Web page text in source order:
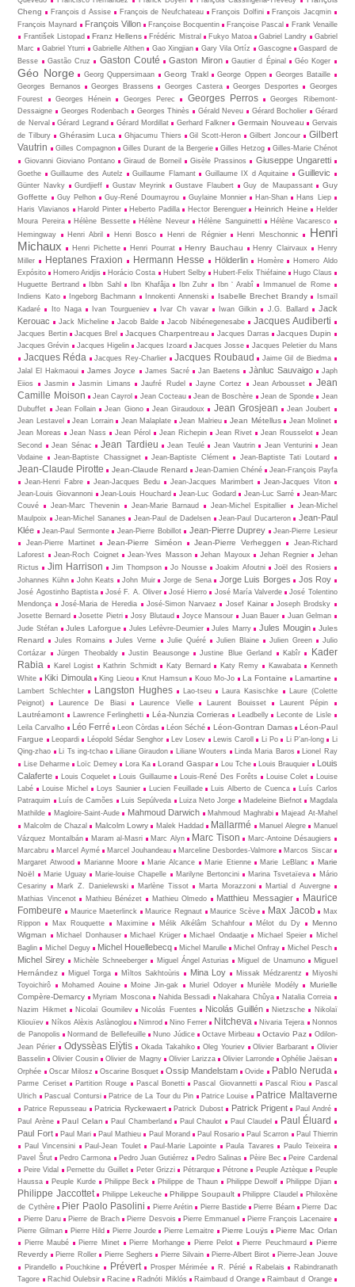
Cheng
François d Assise François de Neufchateau François Dolfini
François Jacqmin
François Maynard
François Villon Françoise Bocquentin Françoise Pascal
Frank Venaille
František Listopad
Franz Hellens Frédéric Mistral Fukyo Matoa Gabriel Landry
Gabriel
Marc
Gabriel Yturri Gabrielle Althen Gao Xingjian Gary Vila Ortíz Gascogne
Gaspard de
Besse
Gastão Cruz Gaston Couté Gaston Miron Gautier d Épinal Géo Koger
Géo Norge Georg Quppersimaan Georg Trakl George Oppen
Georges Bataille
Georges Bernanos
Georges Brassens Georges Castera Georges Desportes
Georges
Fourest
Georges Hénein Georges Perec Georges Perros
Georges Ribemont-
Dessaigne
Georges Rodenbach Georges Thinès Gérald Neveu Gérard Bocholier
Gérard
de Nerval
Gérard Legrand Gérard Mordillat Gerhard Falkner Germain Nouveau
Gervais
de Tilbury
Ghérasim Luca Ghjacumu Thiers Gil Scott-Heron Gilbert Joncour
Gilbert
Vautrin
Gilles Compagnon Gilles Durant de la Bergerie Gilles Hetzog
Gilles-Marie Chénot
Giovanni Gioviano Pontano
Giraud de Borneil Gisèle Prassinos Giuseppe Ungaretti
Goethe Guillaume des Autelz Guillaume Flamant Guillaume IX d Aquitaine Guillevic
Günter Navky Gurdjieff Gustav Meyrink Gustave Flaubert Guy de Maupassant
Guy
Goffette
Guy Pelhon Guy-René Dou­may­rou Guylaine Monnier Han-Shan
Hans Liep
Haris Vlavianos
Harold Pinter Heberto Padilla Hector Berenguer Heinrich Heine
Helder
Moura Pereira
Hélène Bessette Hélène Neveur Hélène Sanguinetti
Hélène Vacaresco
Hemingway
Henri Abril Henri Bosco Henri de Régnier Henri Meschonnic
Henri
Michaux
Henri Pichette Henri Pourrat Henry Bauchau Henry Clairvaux
Henry
Miller
Heptanes Fraxion Hermann Hesse Hölderlin Homère
Homero Aldo
Expósito
Homero Aridjis Horácio Costa Hubert Selby Hubert-Felix Thiéfaine
Hugo Claus
Huguette Bertrand
Ibbn Sahl Ibn Khafâja Ibn Zuhr Ibn ‘ Arabî
Immanuel de Rome
Indiens Kato
Ingeborg Bachmann Innokenti Annenski Isabelle Brechet Brandy
Ismaïl
Kadaré
Ito Naga Ivan Tourgueniev Ivar Ch vavar Iwan Gilkin J.G. Ballard
Jack
Kerouac
Jack Micheline Jacob Balde Jacob Nibénegenesabe Jacques Audiberti
Jacques Bertin Jacques Brel Jacques Charpentreau Jacques Darras Jacques Dupin
Jacques Grévin Jacques Higelin Jacques Izoard Jacques Josse Jacques Peletier du Mans
Jacques Réda Jacques Rey-Charlier Jacques Roubaud
Jaime Gil de Biedma
Jalal El Hakmaoui
James Joyce James Sacré Jan Baetens Jànluc Sauvaigo
Japh
Eiios
Jasmin Jasmin Limans Jaufré Rudel Jayne Cortez Jean Arbousset
Jean
Camille Moison
Jean Cayrol Jean Cocteau Jean de Boschère Jean de Sponde
Jean
Dubuffet
Jean Follain Jean Giono Jean Giraudoux Jean Grosjean
Jean Joubert
Jean Lestavel
Jean Lorrain Jean Malaplate Jean Malrieu Jean Métellus
Jean Molinet
Jean Moreas
Jean Nass Jean Pérol Jean Richepin Jean Rivet Jean Rousselot
Jean
Second
Jean Sénac Jean Tardieu Jean Teulé Jean Vautrin Jean Venturini
Jean
Vodaine
Jean-Baptiste Chassignet Jean-Baptiste Clément Jean-Baptiste Tati Loutard
Jean-Claude Pirotte Jean-Claude Renard Jean-Damien Chéné
Jean-François Payfa
Jean-Henri Fabre
Jean-Jacques Bedu Jean-Jacques Marimbert
Jean-Jacques Viton
Jean-Louis Giovannoni
Jean-Louis Houchard Jean-Luc Godard Jean-Luc Sarré
Jean-Marc
Couvé
Jean-Marc Thevenin Jean-Marie Barnaud Jean-Michel Espitallier
Jean-Michel
Maulpoix
Jean-Michel Sananes Jean-Paul de Dadelsen Jean-Paul Ducarteron
Jean-Paul
Klée
Jean-Paul Sermonte Jean-Pierre Bobillot Jean-Pierre Duprey
Jean-Pierre Lesieur
Jean-Pierre Martinet
Jean-Pierre Siméon Jean-Pierre Verheggen
Jean-Richard
Laforest
Jean-Roch Coignet Jean-Yves Masson Jehan Mayoux Jehan Regnier
Jehan
Rictus
Jim Harrison Jim Thompson Jo Nousse Joakim Afoutni
Joël des Rosiers
Johannes Kühn
John Keats John Muir Jorge de Sena Jorge Luis Borges Jos Roy
José Agostinho Baptista José F. A. Oliver José Hierro José María Valverde
José Tolentino
Mendonça
José-Maria de Heredia José-Simon Narvaez Josef Kainar
Joseph Brodsky
Josette Bernard
Josette Pietri Josy Blutaud Joyce Mansour Juan Bauer
Juan Gelman
Jude Stéfan
Jules Laforgue Jules Lefèvre-Deumier Jules Marry Jules Mougin
Jules
Renard
Jules Romains Jules Verne Julie Quéré Julien Blaine Julien Green
Julio
Cortázar
Jürgen Theobaldy Justin Beausonge Justine Blue Gerland Kabîr
Kader
Rabia
Karel Logist Kathrin Schmidt Katy Bernard Katy Remy Kawabata
Kenneth
White
Kiki Dimoula King Lieou Knut Hamsun Kouo Mo-Jo La Fontaine Lamartine
Lambert Schlechter Langston Hughes Lao-tseu Laura Kasischke
Laure (Colette
Peignot)
Laurence De Biasi Laurence Vielle Laurent Bouisset Laurent Pépin
Lautréamont Lawrence Ferlinghetti Léa-Nunzia Corrieras Leadbelly
Leconte de Lisle
Leila Carvalho
Léo Ferré Leon Còrdas Léon Séché Léon-Gontran Damas
Léon-Paul
Fargue
Leopardi Léopold Sédar Senghor Lev Losev Lewis Caroll Li Po Li P’an-long
Li
Qing-zhao
Li Ts ing-tchao Liliane Giraudon Liliane Wouters Linda Maria Baros
Lionel Ray
Lise Deharme
Loïc Demey Lora Ka Lorand Gaspar Lou Tche Louis Brauquier
Louis
Calaferte
Louis Coquelet Louis Guillaume Louis-René Des Forêts Louise Colet
Louise
Labé
Louise Michel Loys Saunier Lucien Feuillade Luis Alberto de Cuenca
Luís Carlos
Patraquim
Luís de Camões Luis Sepúlveda Luiza Neto Jorge Madeleine Biefnot
Magdala
Mathilde
Magloire-Saint-Aude Mahmoud Darwich Mahmoud Maghrabi
Majead At-Mahel
Malcolm de Chazal
Malcolm Lowry Malek Haddad Mallarmé Manuel Alegre
Manuel
Vázquez Montalbán
Maram al-Masri Marc Alyn Marc Tison
Marc-Antoine Désaugiers
Marcabru
Marcel Aymé Marcel Jouhandeau Marceline Desbordes-Valmore
Marcos Siscar
Margaret Atwood
Marianne Moore Marie Alcance Marie Etienne Marie LeBlanc
Marie
Noël
Marie Uguay Marie-louise Chapelle Marilyne Bertoncini Marina Tsvetaïeva
Mário
Cesariny
Mark Z. Danielewski Marlène Tissot Marta Morazzoni
Martial d Auvergne
Mathias Vincenot
Mathieu Bénézet Mathieu Olmedo Matthieu Messagier
Maurice
Fombeure
Maurice Maeterlinck Maurice Regnaut Maurice Scève Max Jacob
Max
Rippon
Max Rouquette Maximine Mélik Alkélâm Schahfour Mélot du Dy
Menno
Wigman
Michael Donhauser Michael Krüger Michael Ondaatje Michael Speier
Michel
Baglin
Michel Deguy Michel Houellebecq Michel Marulle Michel Onfray Michel Pesch
Michel Sirey Michèle Schneeberger Miguel Ángel Asturias Miguel de Unamuno
Miguel
Hernández
Miguel Torga Mìltos Sakhtoùris Mina Loy Missak Médzarentz
Miyoshi
Toyoichirô
Mohamed Aouine Moine Jin-gak Muriel Odoyer Murièle Modély
Murielle
Compère-Demarcy
Myriam Moscona Nahida Bessadi Nakahara Chûya
Natalia Correia
Nazim Hikmet
Nicolaï Goumilev Nicolás Fuentes Nicolás Guillén Nietz­sche
Nikolaï
Kliouïev
Níkos Alèxis Aslànoglou Nimrod Nino Ferrer Nitcheva Nivaria Tejera
Nonnos
de Panopolis
Normand de Bellefeuille Nuno Júdice Octave Mirbeau Octavio Paz
Odilon-
Jean Périer
Odyssèas Elỳtis Okada Takahiko Oleg Youriev Olivier Barbarant
Olivier
Basselin
Olivier Cousin Olivier de Magny Olivier Larizza Olivier Larronde
Ophélie Jaësan
Orphée
Oscar Milosz Oscarine Bosquet Ossip Mandelstam Ovide Pablo Neruda
Parme Ceriset Partition Rouge Pascal Bonetti Pascal Giovannetti Pascal Riou
Pascal
Ulrich
Pascual Contursi Patrice de La Tour du Pin Patrice Louise Patrice Maltaverne
Patrice Repusseau Patricia Ryckewaert Patrick Dubost Patrick Prigent
Paul André
Paul Arène
Paul Celan Paul Chamberland Paul Chaulot Paul Claudel Paul Éluard
Paul Fort Paul Mari Paul Mathieu Paul Morand Paul Rosario Paul Scarron
Paul Thierrin
Paul Vincensini
Paul-Jean Toulet Paul-Marie Lapointe Paula Tavares
Paulo Teixeira
Pavel Šrut
Pedro Carmona Pedro Juan Gutiérrez Pedro Salinas Pèire Bec
Peire Cardenal
Peire Vidal
Pernette du Guillet Peter Grizzi Pétrarque Pétrone Peuple Aztèque
Peuple
Haussa
Peuple Kurde Philippe Beck Philippe de Thaun Philippe Dewolf Philippe Djian
Philippe Jaccottet Philippe Lekeuche Philippe Soupault Philippre Claudel
Philoxène
de Cythère
Pier Paolo Pasolini Pierre Arétin Pierre Bastide Pierre Béarn
Pierre Dac
Pierre Daru
Pierre de Brach Pierre Desvois Pierre Emmanuel
Pierre François Lacenaire
Pierre Gilman
Pierre Hild Pierre Jourde Pierre Lemaitre Pierre Louÿs Pierre Mac Orlan
Pierre Maubé Pierre Minet Pierre Morhange Pierre Pelot Pierre Peuchmaurd
Pierre
Reverdy
Pierre Roller Pierre Seghers Pierre Silvain Pierre-Albert Birot
Pierre-Jean Jouve
Pirandello
Pouchkine Prévert Prosper Mérimée R. Périé Rabelais
Rabindranath
Tagore
Rachid Oulebsir Racine Radnóti Miklós Raimbaud d Orange
Raimbaut d Orange